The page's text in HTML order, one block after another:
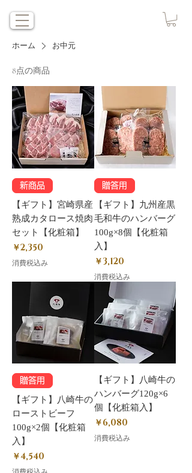
ホーム お中元
8点の商品
新商品
【ギフト】宮崎県産
熟成カタロース焼肉
セット【化粧箱】
価格
￥2,350
消費税込み
贈答用
【ギフト】九州産黒
毛和牛のハンバーグ
100g×8個【化粧箱
入】
価格
￥3,120
消費税込み
贈答用
【ギフト】八崎牛の
ローストビーフ
100g×2個【化粧箱
入】
価格
￥4,540
【ギフト】八崎牛の
ハンバーグ120g×6
個【化粧箱入】
価格
￥6,080
消費税込み